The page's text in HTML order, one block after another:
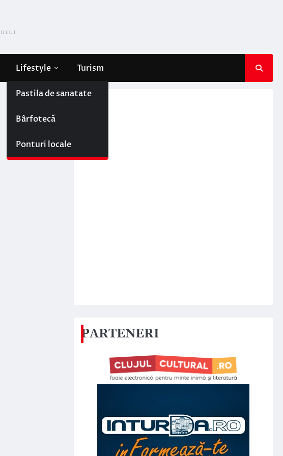
Lifestyle
Pastila de sanatate
Bârfotecă
Ponturi locale
Turism
PARTENERI